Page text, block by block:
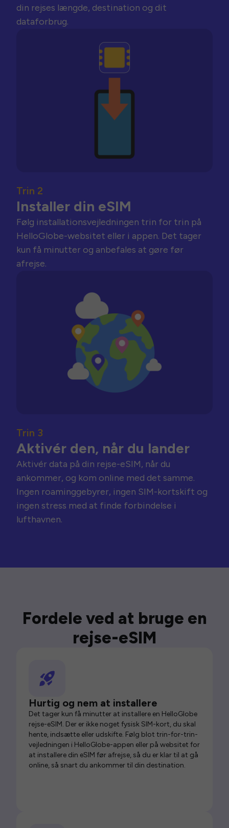
din rejses længde, destination og dit
dataforbrug.
Trin 2
Installer din eSIM
Følg installationsvejledningen trin for trin på
HelloGlobe-websitet eller i appen. Det tager
kun få minutter og anbefales at gøre før
afrejse.
Trin 3
Aktivér den, når du lander
Aktivér data på din rejse-eSIM, når du
ankommer, og kom online med det samme.
Ingen roaminggebyrer, ingen SIM-kortskift og
ingen stress med at finde forbindelse i
lufthavnen.
Fordele ved at bruge en
rejse-eSIM
Hurtig og nem at installere
Det tager kun få minutter at installere en HelloGlobe
rejse-eSIM. Der er ikke noget fysisk SIM-kort, du skal
hente, indsætte eller udskifte. Følg blot trin-for-trin-
vejledningen i HelloGlobe-appen eller på websitet for
at installere din eSIM før afrejse, så du er klar til at gå
online, så snart du ankommer til din destination.